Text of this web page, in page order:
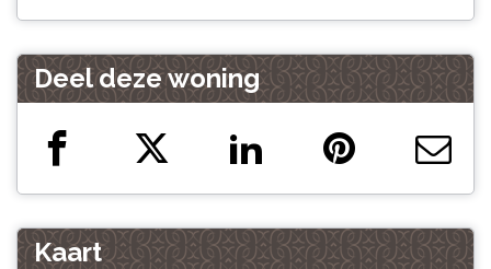
Deel deze woning
Kaart